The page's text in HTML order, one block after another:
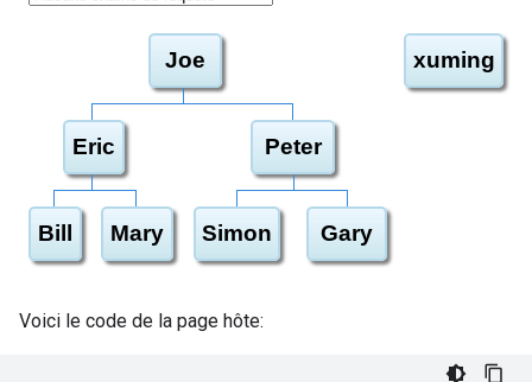
Voici le code de la page hôte: